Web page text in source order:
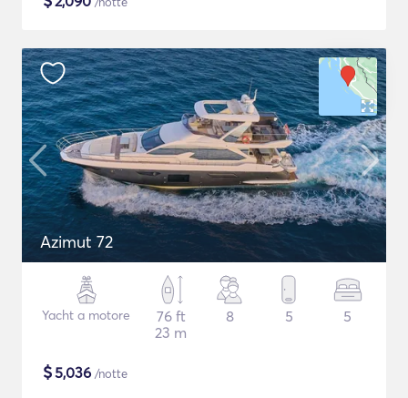
Azimut 72
Yacht a motore
76 ft
23 m
8 5 5
$5,036 /notte